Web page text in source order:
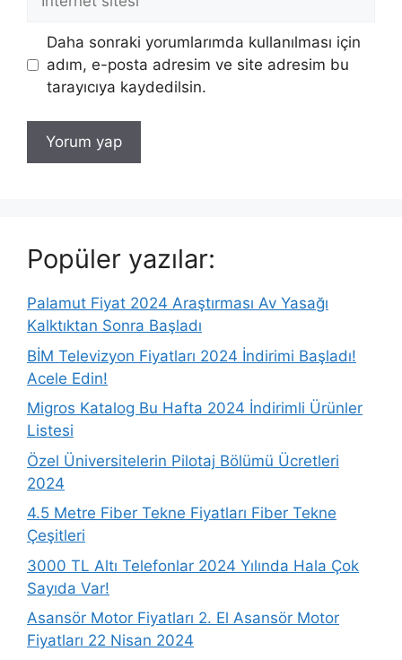
sitesi
Daha sonraki yorumlarımda kullanılması için
adım, e-posta adresim ve site adresim bu
tarayıcıya kaydedilsin.
Popüler yazılar:
Palamut Fiyat 2024 Araştırması Av Yasağı
Kalktıktan Sonra Başladı
BİM Televizyon Fiyatları 2024 İndirimi Başladı!
Acele Edin!
Migros Katalog Bu Hafta 2024 İndirimli Ürünler
Listesi
Özel Üniversitelerin Pilotaj Bölümü Ücretleri
2024
4.5 Metre Fiber Tekne Fiyatları Fiber Tekne
Çeşitleri
3000 TL Altı Telefonlar 2024 Yılında Hala Çok
Sayıda Var!
Asansör Motor Fiyatları 2. El Asansör Motor
Fiyatları 22 Nisan 2024